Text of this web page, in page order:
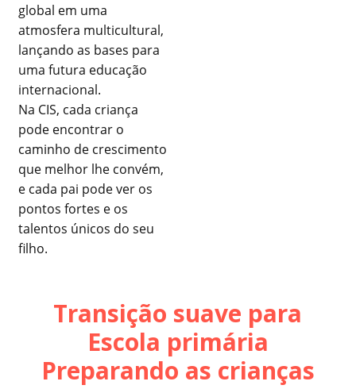
global em uma
atmosfera multicultural,
lançando as bases para
uma futura educação
internacional.
Na CIS, cada criança
pode encontrar o
caminho de crescimento
que melhor lhe convém,
e cada pai pode ver os
pontos fortes e os
talentos únicos do seu
filho.
Transição suave para
Escola primária
Preparando as crianças